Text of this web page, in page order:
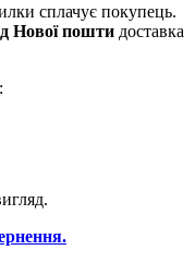
сплачує покупець.
Нової пошти доставка